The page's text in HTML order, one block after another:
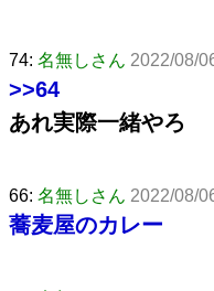
74: 名無しさん 2022/08/
>>64
あれ実際一緒やろ
66: 名無しさん 2022/08/
蕎麦屋のカレー